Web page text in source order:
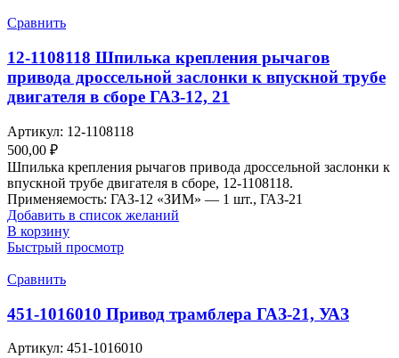
Сравнить
12-1108118 Шпилька крепления рычагов
привода дроссельной заслонки к впускной трубе
двигателя в сборе ГАЗ-12, 21
Артикул: 12-1108118
500,00 ₽
Шпилька крепления рычагов привода дроссельной заслонки к
впускной трубе двигателя в сборе, 12-1108118.
Применяемость: ГАЗ-12 «ЗИМ» — 1 шт., ГАЗ-21
Добавить в список желаний
В корзину
Быстрый просмотр
Сравнить
451-1016010 Привод трамблера ГАЗ-21, УАЗ
Артикул: 451-1016010